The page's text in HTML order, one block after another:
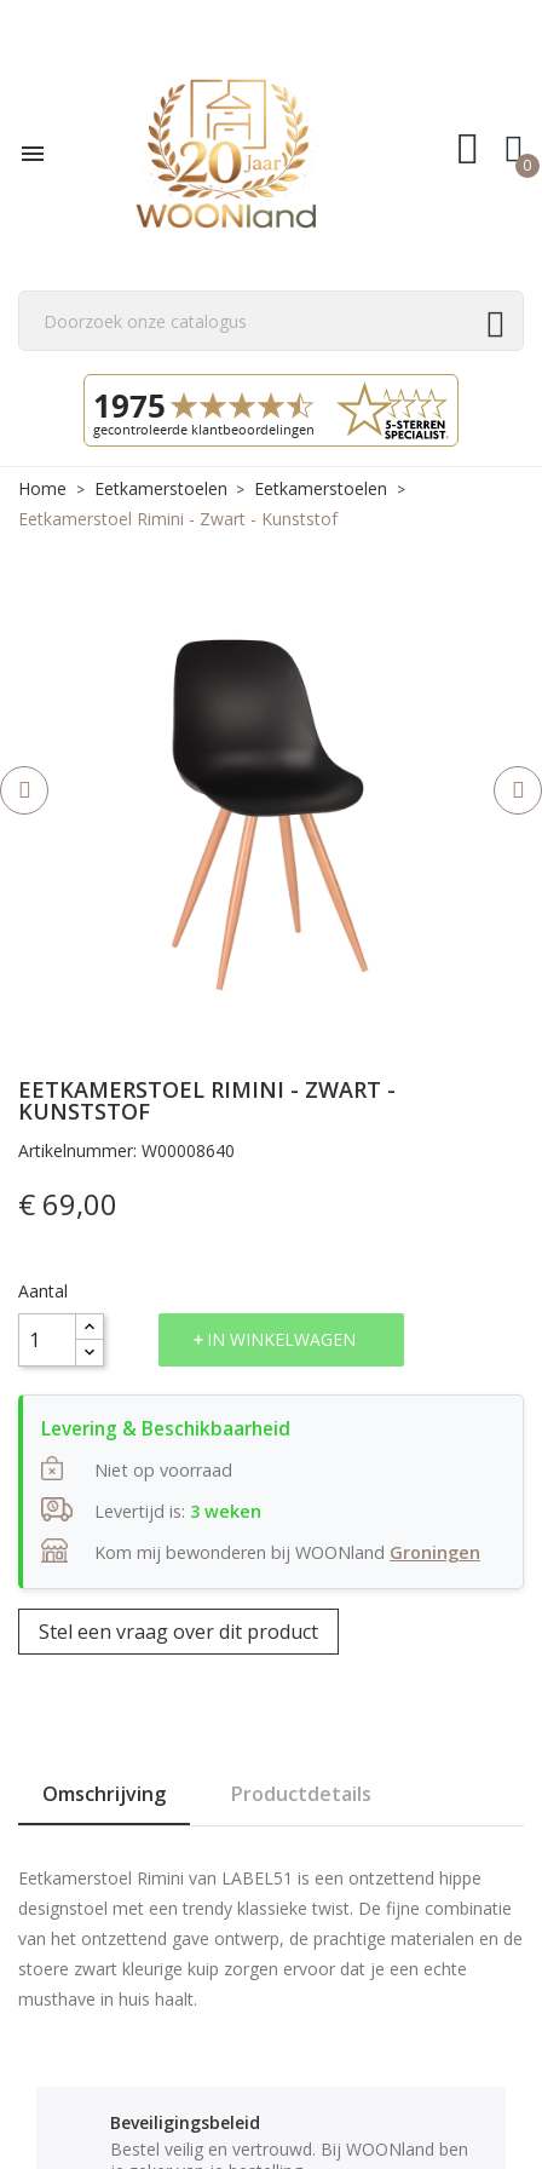
 0
Home Eetkamerstoelen
Eetkamerstoelen
Eetkamerstoel Rimini - Zwart - Kunststof
EETKAMERSTOEL RIMINI - ZWART -
KUNSTSTOF
Artikelnummer: W00008640
€ 69,00
Aantal
IN WINKELWAGEN
Niet op voorraad
Levertijd is: 3 weken
Kom mij bewonderen bij WOONland Groningen
Stel een vraag over dit product
Omschrijving Productdetails
Eetkamerstoel Rimini van LABEL51 is een ontzettend hippe
designstoel met een trendy klassieke twist. De fijne combinatie
van het ontzettend gave ontwerp, de prachtige materialen en de
stoere zwart kleurige kuip zorgen ervoor dat je een echte
musthave in huis haalt.
Beveiligingsbeleid
Bestel veilig en vertrouwd. Bij WOONland ben